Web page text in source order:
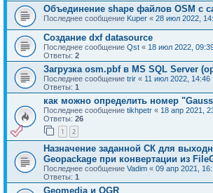
Объединение shape файлов OSM с
Последнее сообщение Kuper « 28 июл 2022,
Создание dxf datasource
Последнее сообщение Qst « 18 июл 2022,
Ответы: 2
Загрузка osm.pbf в MS SQL Server
Последнее сообщение trir « 11 июл 2022, 14:46
Ответы: 1
как можно определить номер
Последнее сообщение tikhpetr « 18 апр 2021,
Ответы: 26
1 2
Назначение заданной СК для
Geopackage при конвертации из
Последнее сообщение Vadim « 09 апр 2021,
Ответы: 1
Geomedia и OGR